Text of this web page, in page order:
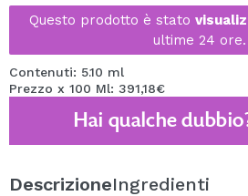
Questo prodotto è stato
ultime 24 ore.
Contenuti: 5.10 ml
Prezzo x 100 Ml: 391,18€
Hai qualche
DescrizioneIngredienti